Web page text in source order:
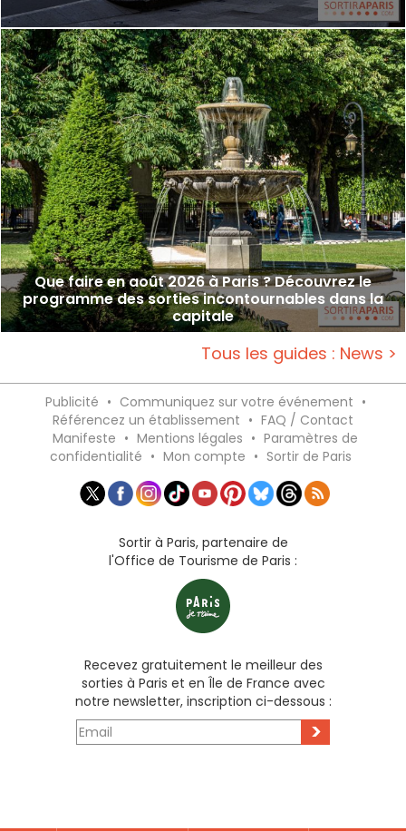
Que faire en août 2026 à Paris ? Découvrez le
programme des sorties incontournables dans la
capitale
Tous les guides : News >
Publicité • Communiquez sur votre événement •
Référencez un établissement • FAQ / Contact
Manifeste • Mentions légales • Paramètres de
confidentialité • Mon compte • Sortir de Paris
Sortir à Paris, partenaire de
l'Office de Tourisme de Paris :
Recevez gratuitement le meilleur des
sorties à Paris et en Île de France avec
notre newsletter, inscription ci-dessous :
>